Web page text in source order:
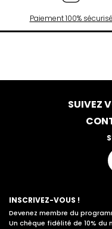
Paiement 100% sécurisé
SUIVEZ
INSCRIVEZ-VOUS !
Devenez membre du
Un chèque fidélité de 10%